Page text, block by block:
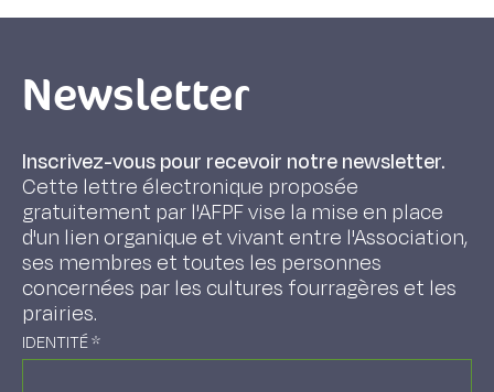
Newsletter
Inscrivez-vous pour recevoir notre newsletter.
Cette lettre électronique proposée
gratuitement par l'AFPF vise la mise en place
d'un lien organique et vivant entre l'Association,
ses membres et toutes les personnes
concernées par les cultures fourragères et les
prairies.
IDENTITÉ*